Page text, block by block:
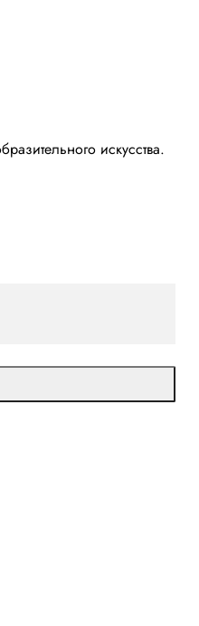
искусства.